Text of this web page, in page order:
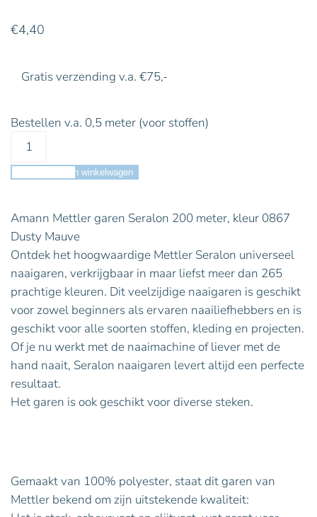
€4,40
Gratis verzending v.a. €75,-
Bestellen v.a. 0,5 meter (voor stoffen)
Toevoegen aan winkelwagen
Amann Mettler garen Seralon 200 meter, kleur 0867
Dusty Mauve
Ontdek het hoogwaardige Mettler Seralon universeel
naaigaren, verkrijgbaar in maar liefst meer dan 265
prachtige kleuren. Dit veelzijdige naaigaren is geschikt
voor zowel beginners als ervaren naailiefhebbers en is
geschikt voor alle soorten stoffen, kleding en projecten.
Of je nu werkt met de naaimachine of liever met de
hand naait, Seralon naaigaren levert altijd een perfecte
resultaat.
Het garen is ook geschikt voor diverse steken.
Gemaakt van 100% polyester, staat dit garen van
Mettler bekend om zijn uitstekende kwaliteit: